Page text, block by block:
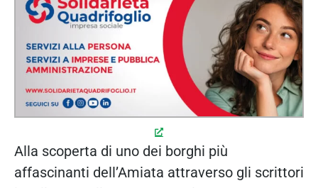
Alla scoperta di uno dei borghi più
affascinanti dell’Amiata attraverso gli scrittori